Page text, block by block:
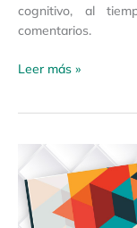
cognitivo, al
comentarios.
Leer más »
de
conferencias
“Innovación